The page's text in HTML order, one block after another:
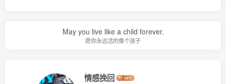
May you live like a child forever.
愿你永远活的像个孩子
情感挽回